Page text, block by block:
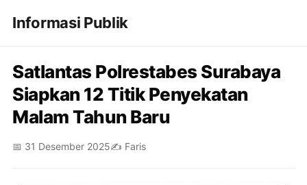
Informasi Publik
Satlantas Polrestabes Surabaya
Siapkan 12 Titik Penyekatan
Malam Tahun Baru
📅 31 Desember 2025✍️ Faris